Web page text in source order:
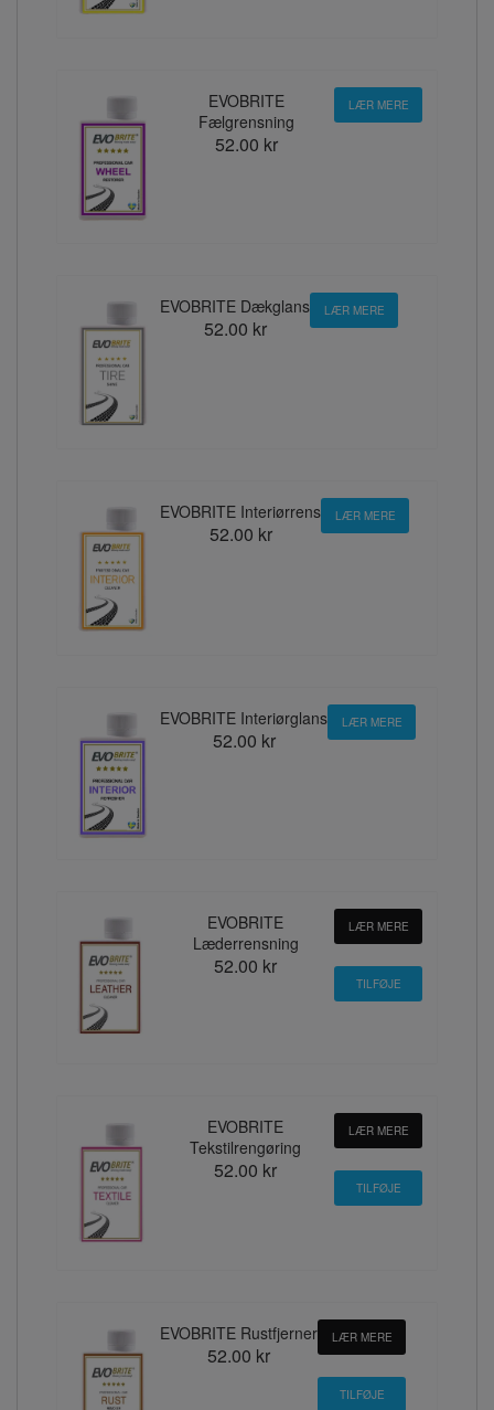
EVOBRITE
Fælgrensning
52.00 kr
LÆR MERE
EVOBRITE Dækglans
52.00 kr
LÆR MERE
EVOBRITE Interiørrens
52.00 kr
LÆR MERE
EVOBRITE Interiørglans
52.00 kr
LÆR MERE
EVOBRITE
Læderrensning
52.00 kr
LÆR MERE
EVOBRITE
Tekstilrengøring
52.00 kr
LÆR MERE
EVOBRITE Rustfjerner
52.00 kr
LÆR MERE